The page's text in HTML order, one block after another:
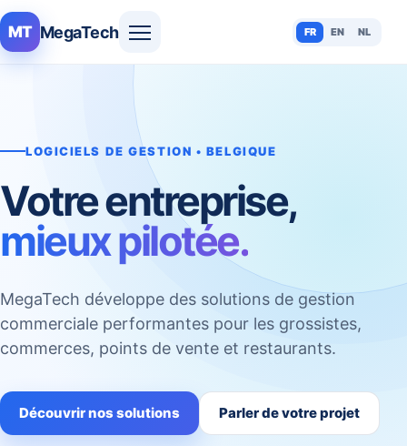
MT MegaTech FR EN NL
LOGICIELS DE GESTION • BELGIQUE
Votre entreprise,
mieux pilotée.
MegaTech développe des solutions de gestion
commerciale performantes pour les grossistes,
commerces, points de vente et restaurants.
Découvrir nos solutions Parler de votre projet